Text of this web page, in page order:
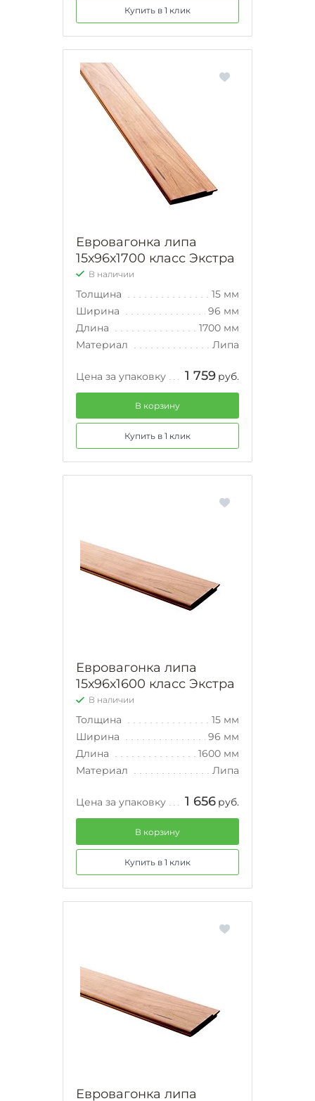
Купить в 1 клик
Евровагонка липа
15х96х1700 класс Экстра
В наличии
Толщина
15 мм
Ширина
96 мм
Длина
1700 мм
Материал
Липа
Цена за упаковку 1 759 руб.
В корзину
Купить в 1 клик
Евровагонка липа
15х96х1600 класс Экстра
В наличии
Толщина
15 мм
Ширина
96 мм
Длина
1600 мм
Материал
Липа
Цена за упаковку 1 656 руб.
В корзину
Купить в 1 клик
Евровагонка липа